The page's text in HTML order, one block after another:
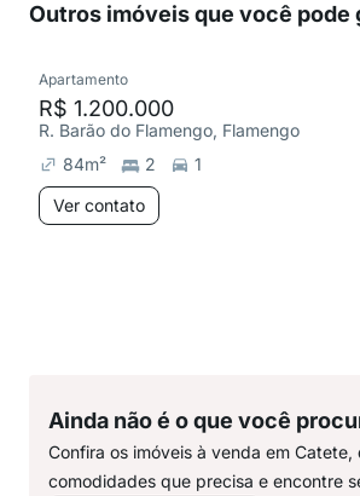
Outros imóveis que você pode
Apartamento
R$ 1.200.000
R. Barão do Flamengo, Flamengo
84m² 2
1
Ver contato
Ainda não é o que você
Confira os imóveis à venda em
comodidades que precisa e encontre